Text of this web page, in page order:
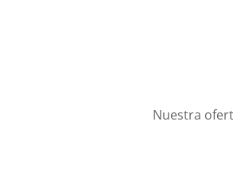
Nuestra